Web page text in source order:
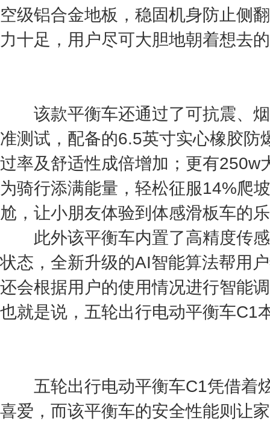
空级铝合金地板，稳固机身防止侧
力十足，用户尽可大胆地朝着想去
该款平衡车还通过了可抗震、烟
准测试，配备的6.5英寸实心橡胶防
过率及舒适性成倍增加；更有250w
为骑行添满能量，轻松征服14%爬
尬，让小朋友体验到体感滑板车的
此外该平衡车内置了高精度传感
状态，全新升级的AI智能算法帮用
还会根据用户的使用情况进行智能
也就是说，五轮出行电动平衡车C1
五轮出行电动平衡车C1凭借着
喜爱，而该平衡车的安全性能则让